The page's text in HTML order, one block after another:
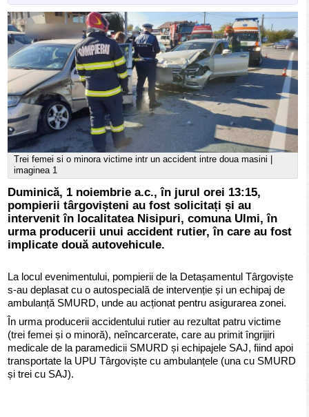
Trei femei si o minora victime intr un accident intre doua masini |
imaginea 1
Duminică, 1 noiembrie a.c., în jurul orei 13:15,
pompierii târgovișteni au fost solicitați și au
intervenit în localitatea Nisipuri, comuna Ulmi, în
urma producerii unui accident rutier, în care au fost
implicate două autovehicule.
La locul evenimentului, pompierii de la Detașamentul Târgoviște
s-au deplasat cu o autospecială de intervenție și un echipaj de
ambulanță SMURD, unde au acționat pentru asigurarea zonei.
În urma producerii accidentului rutier au rezultat patru victime
(trei femei și o minoră), neîncarcerate, care au primit îngrijiri
medicale de la paramedicii SMURD și echipajele SAJ, fiind apoi
transportate la UPU Târgoviște cu ambulanțele (una cu SMURD
și trei cu SAJ).